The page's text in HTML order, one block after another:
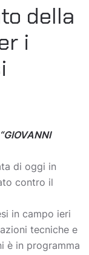
della
i
di oggi in
contro il
in campo ieri
tecniche e
è in programma